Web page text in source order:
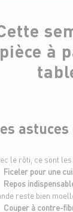
pièce à
le rôti, ce sont
Ficeler pour une
Repos
reste bien
Couper à contre-